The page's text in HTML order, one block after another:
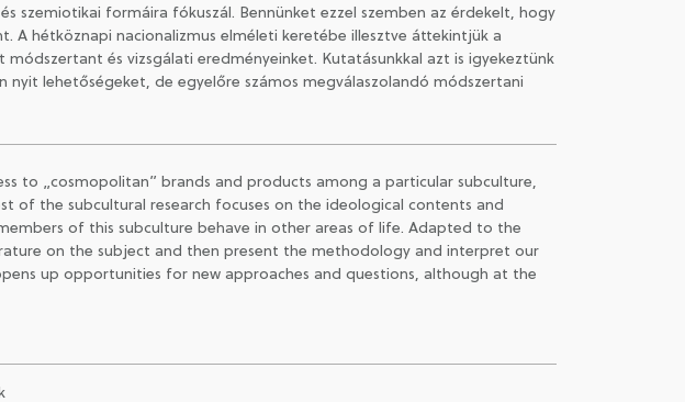
szemiotikai formáira fókuszál. Bennünket ezzel szemben az érdekelt, hogy
hétköznapi nacionalizmus elméleti keretébe illesztve áttekintjük a
és vizsgálati eredményeinket. Kutatásunkkal azt is igyekeztünk
lehetőségeket, de egyelőre számos megválaszolandó módszertani
to „cosmopolitan” brands and products among a particular subculture,
of the subcultural research focuses on the ideological contents and
of this subculture behave in other areas of life. Adapted to the
on the subject and then present the methodology and interpret our
up opportunities for new approaches and questions, although at the